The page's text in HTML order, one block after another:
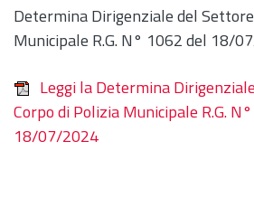
Determina Dirigenziale del
Municipale R.G. N° 1062 del 18/
Leggi la Determina
Corpo di Polizia Municipale R.G.
18/07/2024